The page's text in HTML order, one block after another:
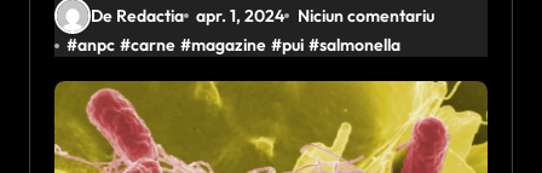
De Redactia apr. 1, 2024
Niciun comentariu
#anpc #carne #magazine #pui #salmonella